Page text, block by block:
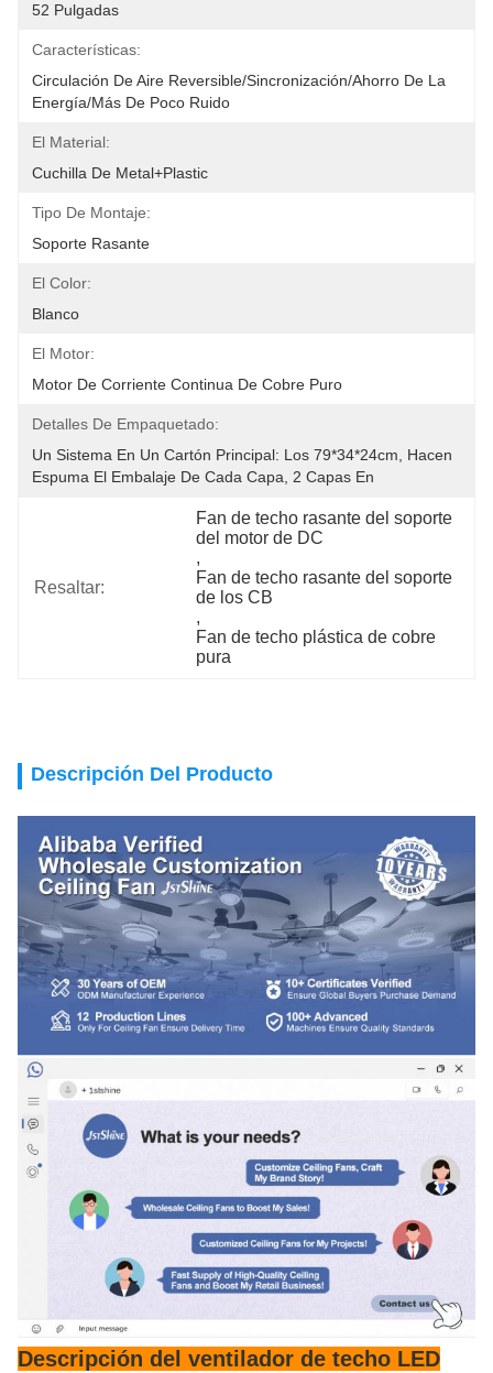
52 Pulgadas
Características:
Circulación De Aire Reversible/sincronización/ahorro De La
Energía/más De Poco Ruido
El Material:
Cuchilla De Metal+Plastic
Tipo De Montaje:
Soporte Rasante
El Color:
Blanco
El Motor:
Motor De Corriente Continua De Cobre Puro
Detalles De Empaquetado:
Un Sistema En Un Cartón Principal: Los 79*34*24cm, Hacen
Espuma El Embalaje De Cada Capa, 2 Capas En
Resaltar:
Fan de techo rasante del soporte
del motor de DC
,
Fan de techo rasante del soporte
de los CB
,
Fan de techo plástica de cobre
pura
Descripción Del Producto
Descripción del ventilador de techo LED